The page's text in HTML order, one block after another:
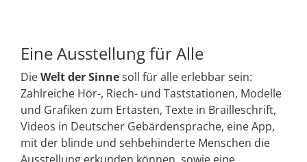
Eine Ausstellung für Alle
DieWelt der Sinnesoll für alle erlebbar sein:
Zahlreiche Hör-, Riech- und Taststationen, Modelle
und Grafiken zum Ertasten, Texte in Brailleschrift,
Videos in Deutscher Gebärdensprache, eine App,
mit der blinde und sehbehinderte Menschen die